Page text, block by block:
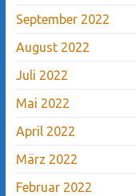
September 2022
August 2022
Juli 2022
Mai 2022
April 2022
März 2022
Februar 2022